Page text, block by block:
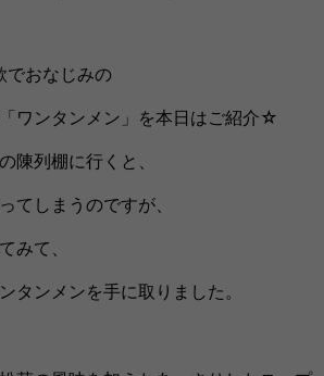
でおなじみの
ワンタンメン」を本日はご紹介☆
陳列棚に行くと、
てしまうのですが、
みて、
タンメンを手に取りました。